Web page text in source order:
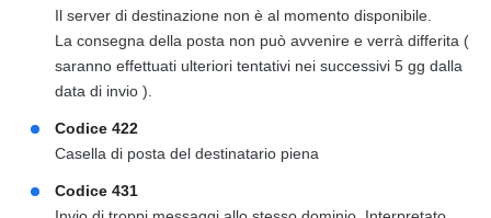
Il server di destinazione non è al momento disponibile.
La consegna della posta non può avvenire e verrà differita (
saranno effettuati ulteriori tentativi nei successivi 5 gg dalla
data di invio ).
Codice 422
Casella di posta del destinatario piena
Codice 431